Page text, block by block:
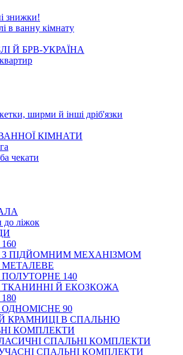
знижки!
в ванну кімнату
Й БРВ-УКРАЇНА
ширми й інші дріб'язки
КІМНАТИ
чекати
до ліжок
З ПІДЙОМНИМ МЕХАНІЗМОМ
МЕТАЛЕВЕ
140
ТКАНИННІ Й ЕКОЗКОЖА
90
КРАМНИЦІ В СПАЛЬНЮ
КОМПЛЕКТИ
СПАЛЬНІ КОМПЛЕКТИ
СПАЛЬНІ КОМПЛЕКТИ